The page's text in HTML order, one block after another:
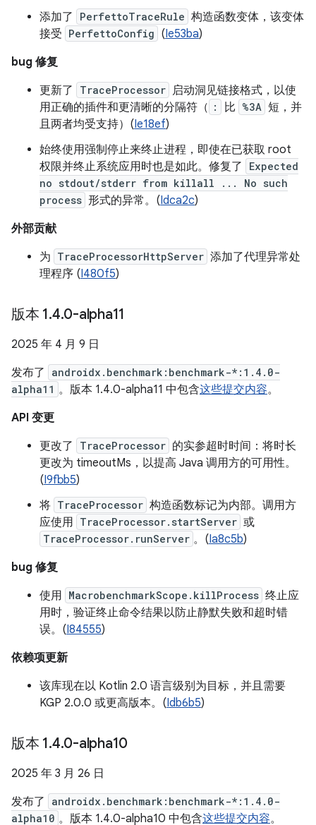
添加了
PerfettoTraceRule 构造函数变体，该变体
接受 PerfettoConfig (Ie53ba)
bug 修复
更新了
TraceProcessor 启动洞见链接格式，以使
用正确的插件和更清晰的分隔符（ : 比 %3A 短，并
且两者均受支持）(Ie18ef)
始终使用强制停止来终止进程，即使在已获取 root
权限并终止系统应用时也是如此。修复了
Expected
no stdout/stderr from killall ... No such
process 形式的异常。(Idca2c)
外部贡献
为 TraceProcessorHttpServer 添加了代理异常处
理程序 (I480f5)
版本 1.4.0-alpha11
2025 年 4 月 9 日
发布了
androidx.benchmark:benchmark-*:1.4.0-
alpha11 。版本 1.4.0-alpha11 中包含这些提交内容。
API 变更
更改了
TraceProcessor 的实参超时时间：将时长
更改为 timeoutMs，以提高 Java 调用方的可用性。
(I9fbb5)
将 TraceProcessor 构造函数标记为内部。调用方
应使用 TraceProcessor.startServer 或
TraceProcessor.runServer 。(Ia8c5b)
bug 修复
使用 MacrobenchmarkScope.killProcess 终止应
用时，验证终止命令结果以防止静默失败和超时错
误。(I84555)
依赖项更新
该库现在以 Kotlin 2.0 语言级别为目标，并且需要
KGP 2.0.0 或更高版本。(Idb6b5)
版本 1.4.0-alpha10
2025 年 3 月 26 日
发布了
androidx.benchmark:benchmark-*:1.4.0-
alpha10 。版本 1.4.0-alpha10 中包含这些提交内容。